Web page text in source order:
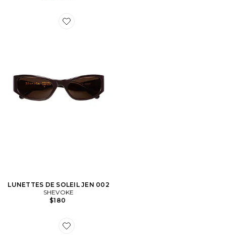
Favorite LUNETTES DE SOLEIL JEN 002
LUNETTES DE SOLEIL JEN 002
SHEVOKE
$180
Favorite LUNETTES DE SOLEIL VAL